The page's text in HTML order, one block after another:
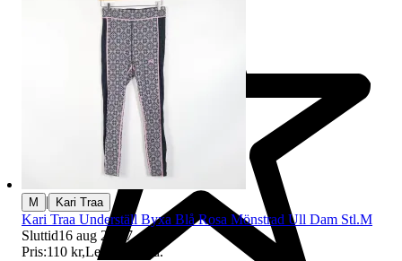
M | Kari Traa
Kari Traa Underställ Byxa Blå Rosa Mönstrad Ull Dam Stl.M
Sluttid16 aug 20:27.
Pris:110 kr,Ledande bud.